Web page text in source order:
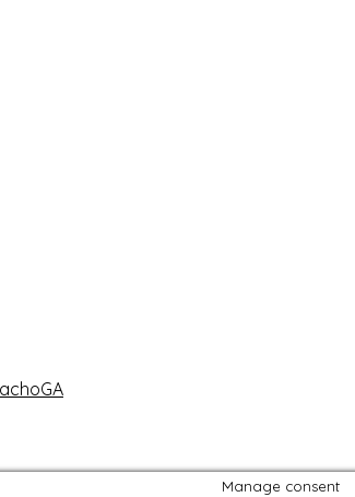
Manage consent